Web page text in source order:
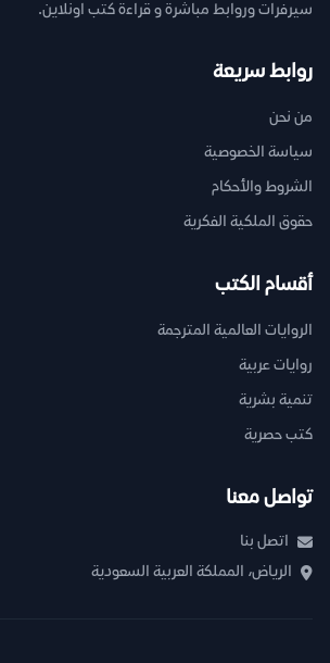
سيرفرات وروابط مباشرة و قراءة كتب اونلاين.
روابط سريعة
من نحن
سياسة الخصوصية
الشروط والأحكام
حقوق الملكية الفكرية
أقسام الكتب
الروايات العالمية المترجمة
روايات عربية
تنمية بشرية
كتب حصرية
تواصل معنا
اتصل بنا
الرياض، المملكة العربية السعودية